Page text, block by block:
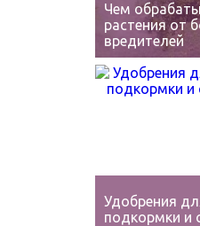
Чем
растения от
вредителей
Удобрения
подкормки и